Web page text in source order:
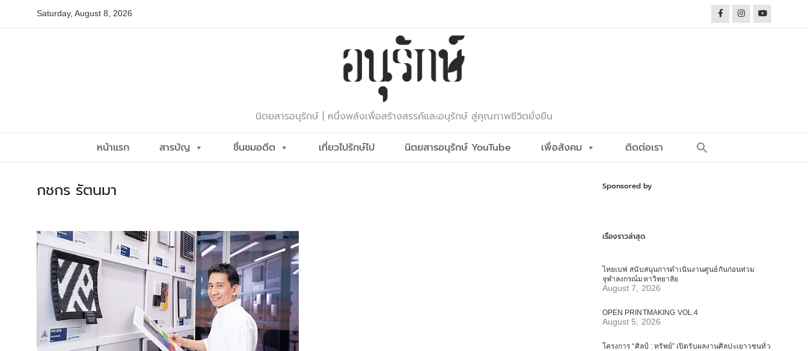
Saturday, August 8, 2026
นิตยสารอนุรักษ์ | หนึ่งพลังเพื่อสร้างสรรค์และอนุรักษ์ สู่คุณภาพชีวิตยั่งยืน
หน้าแรก สารบัญ ชื่นชมอดีต เที่ยวไปรักษ์ไป นิตยสารอนุรักษ์ YouTube เพื่อสังคม ติดต่อเรา
กชกร รัตนมา Sponsored by
เรื่องราวล่าสุด
ไทยเบฟ สนับสนุนการดำเนินงานศูนย์กันก่อนท่วม
จุฬาลงกรณ์มหาวิทยาลัย
August 7, 2026
OPEN PRINTMAKING VOL.4
August 5, 2026
โครงการ “ศิลป์ : ทรัพย์” เปิดรับผลงานศิลปะเยาวชนทั่ว